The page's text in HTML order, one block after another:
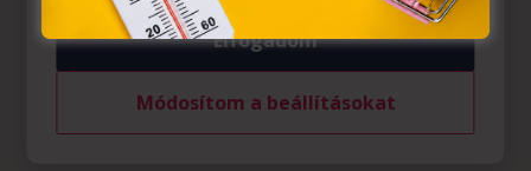
Elfogadom
Módosítom a beállításokat